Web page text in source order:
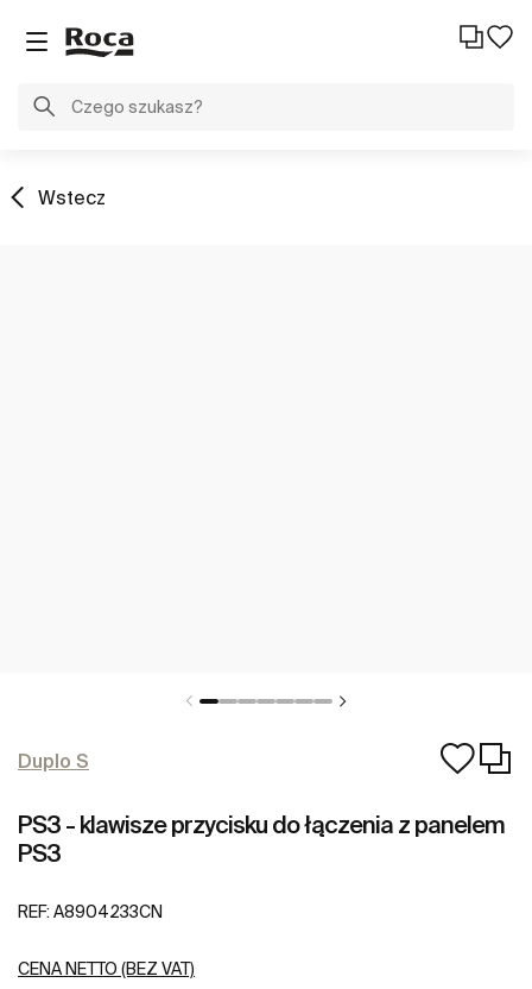
Wstecz
Duplo S
PS3 - klawisze przycisku do łączenia z panelem
PS3
REF: A8904233CN
CENA NETTO (BEZ VAT)